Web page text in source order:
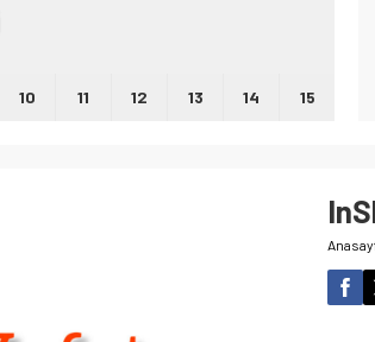
10 11 12 13 14 15